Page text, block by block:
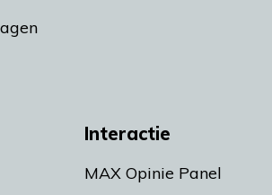
Interactie
MAX Opinie Panel